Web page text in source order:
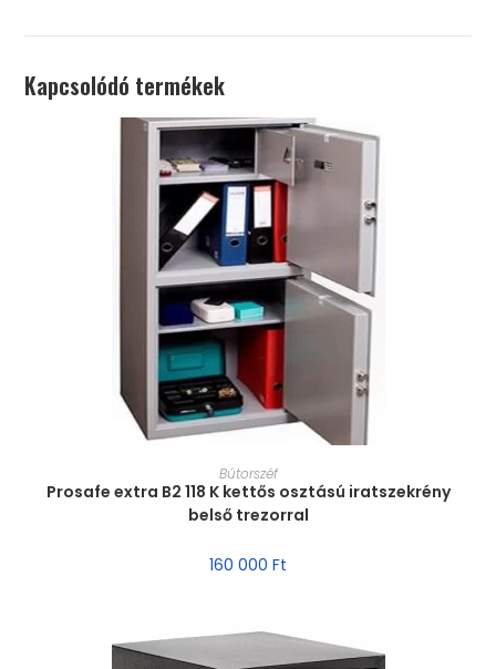
Kapcsolódó termékek
MÉRET VÁLASZTÁSA
Bútorszéf
Prosafe extra B2 118 K kettős osztású iratszekrény
belső trezorral
160 000 Ft